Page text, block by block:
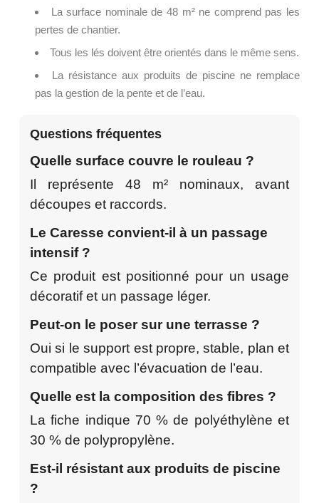
La surface nominale de 48 m² ne comprend pas les
pertes de chantier.
Tous les lés doivent être orientés dans le même sens.
La résistance aux produits de piscine ne remplace
pas la gestion de la pente et de l’eau.
Questions fréquentes
Quelle surface couvre le rouleau ?
Il représente 48 m² nominaux, avant
découpes et raccords.
Le Caresse convient-il à un passage
intensif ?
Ce produit est positionné pour un usage
décoratif et un passage léger.
Peut-on le poser sur une terrasse ?
Oui si le support est propre, stable, plan et
compatible avec l’évacuation de l’eau.
Quelle est la composition des fibres ?
La fiche indique 70 % de polyéthylène et
30 % de polypropylène.
Est-il résistant aux produits de piscine
?